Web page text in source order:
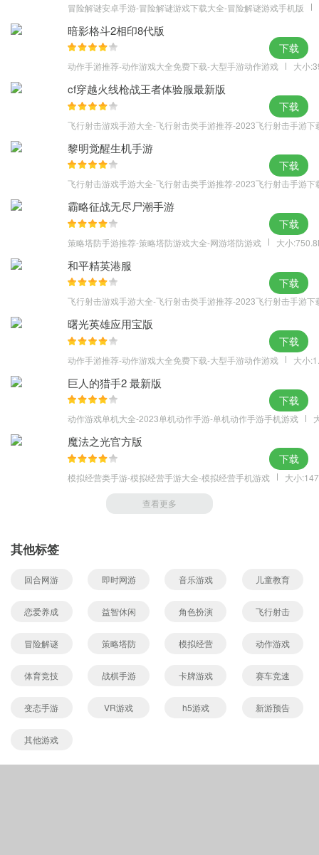
1.与其他训练师共同切磋
2.与全世界好友共同游戏
3.收集不同元素的怪物
4.想着怪物大师而努力吧
更新日志
- 改进了服务器 - 客户端连接
- Pure Stones现在在甲板槽中显示正确的能力和图像。
- Carpy（冠军版）现在可以正确攻击所有转弯。
- 当你玩一个预期类型的怪物时，挑战＃40现在很重要。
- 恶魔德拉库现在正确地展示了所有演变中的“慢”能力。
- 修正了几个挑战描述
- 修正了一个问题，即如果你的地图难度是Hard或Master，那么完
成一些pvp挑战。
- 修正了购买问题
冒险解谜安卓手游-冒险解谜游戏下载大全-冒险解谜游戏手机版
暗影格斗2相印8代版
动作手游推荐-动作游戏大全免费下载-大型手游动作游戏 大小
下载
cf穿越火线枪战王者体验服最新版
飞行射击游戏手游大全-飞行射击类手游推荐-2023飞行射击手游下
下载
黎明觉醒生机手游
飞行射击游戏手游大全-飞行射击类手游推荐-2023飞行射击手游下
下载
霸略征战无尽尸潮手游
策略塔防手游推荐-策略塔防游戏大全-网游塔防游戏 大小
下载
和平精英港服
飞行射击游戏手游大全-飞行射击类手游推荐-2023飞行射击手游下
下载
曙光英雄应用宝版
动作手游推荐-动作游戏大全免费下载-大型手游动作游戏 大小
下载
巨人的猎手2 最新版
动作游戏单机大全-2023单机动作手游-单机动作手游手机游戏
下载
魔法之光官方版
模拟经营类手游-模拟经营手游大全-模拟经营手机游戏 大小
下载
查看更多
其他标签
回合网游 即时网游 音乐游戏 儿童教育
恋爱养成 益智休闲 角色扮演 飞行射击
冒险解谜 策略塔防 模拟经营 动作游戏
体育竞技 战棋手游 卡牌游戏 赛车竞速
变态手游 VR游戏 h5游戏 新游预告
其他游戏